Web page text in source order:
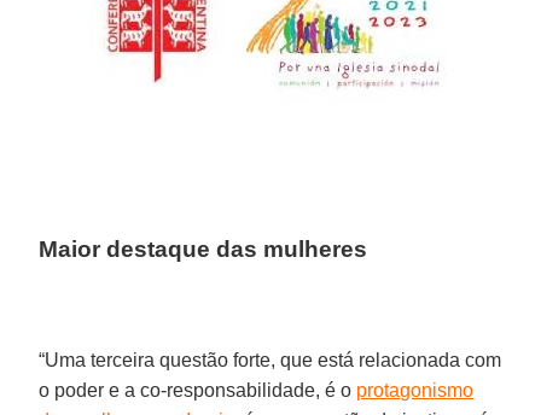
Maior destaque das mulheres
“Uma terceira questão forte, que está relacionada com
o poder e a co-responsabilidade, é o protagonismo